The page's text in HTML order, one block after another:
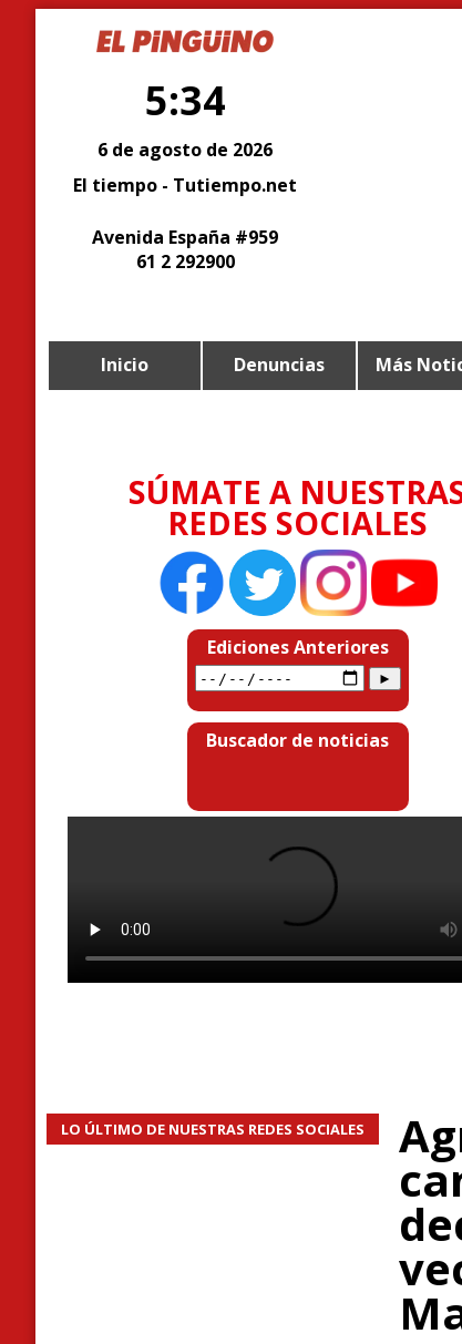
5:34
6 de agosto de 2026
El tiempo - Tutiempo.net
Avenida España #959
61 2 292900
Inicio Denuncias Más
SÚMATE A
REDES SOCIALES
Ediciones Anteriores
Buscador de noticias
LO ÚLTIMO DE NUESTRAS REDES SOCIALES